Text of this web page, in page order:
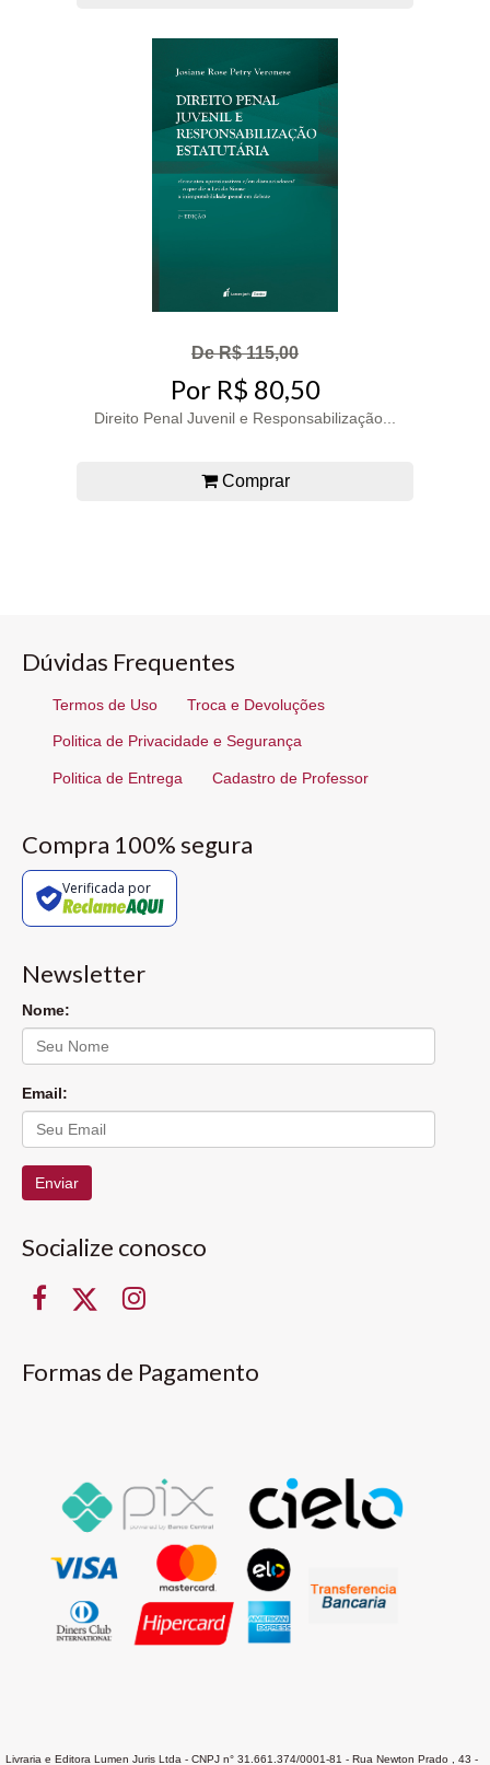
De R$ 115,00
Por R$ 80,50
Direito Penal Juvenil e Responsabilização...
Comprar
Dúvidas Frequentes
Termos de Uso Troca e Devoluções
Politica de Privacidade e Segurança
Politica de Entrega Cadastro de Professor
Compra 100% segura
Verificada por
Newsletter
Nome:
Email:
Enviar
Socialize conosco
Formas de Pagamento
Livraria e Editora Lumen Juris Ltda - CNPJ n° 31.661.374/0001-81 - Rua Newton Prado , 43 -